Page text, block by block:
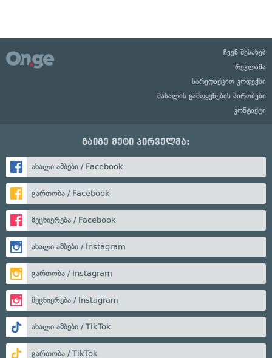
ჩვენ შესახებ
რეკლამა
სარედაქციო კოდექსი
მასალის გამოყენების პირობები
კონტაქტი
გაიგე მეტი პირველმა:
ახალი ამბები / Facebook
გართობა / Facebook
მეცნიერება / Facebook
ახალი ამბები / Instagram
გართობა / Instagram
მეცნიერება / Instagram
ახალი ამბები / TikTok
გართობა / TikTok